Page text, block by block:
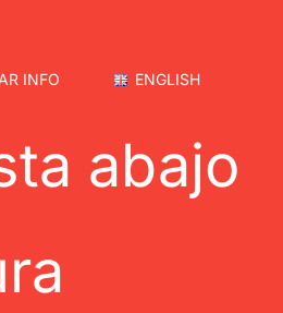
INFO ENGLISH
abajo